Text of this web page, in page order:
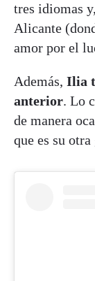
tres idiomas
Alicante
amor por el
Además, Ilia
anterior. Lo
de manera
que es su